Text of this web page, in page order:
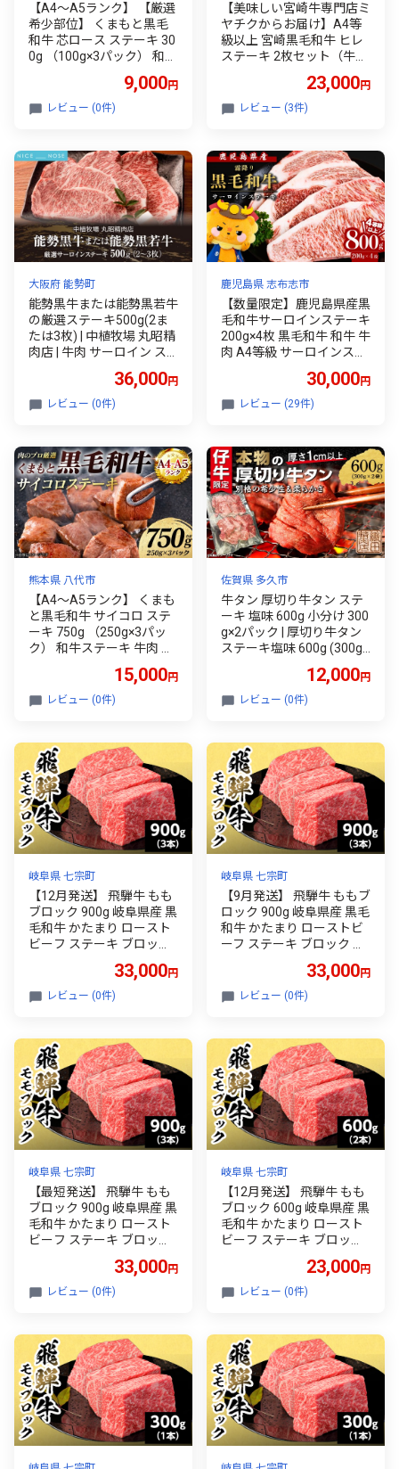
【A4～A5ランク】 【厳選
希少部位】 くまもと黒毛
和牛 芯ロース ステーキ 30
0g （100g×3パック） 和牛
黒毛和牛 冷凍 小分け 焼肉
BBQ おかず ギフト 熊本県
9,000円
レビュー (0件)
【美味しい宮崎牛専門店ミ
ヤチクからお届け】A4等
級以上 宮崎黒毛和牛 ヒレ
ステーキ 2枚セット（牛肉
23,000円
レビュー (3件)
大阪府 能勢町
能勢黒牛または能勢黒若牛
の厳選ステーキ500g(2ま
たは3枚) | 中植牧場 丸昭精
肉店 | 牛肉 サーロイン ス
牛 濃厚 柔らか 国産 おすす
め 送料無料 贈答 ギフト |
36,000円
レビュー (0件)
鹿児島県 志布志市
【数量限定】鹿児島県産黒
毛和牛サーロインステーキ
200g×4枚 黒毛和牛 和牛 牛
肉 A4等級 サーロインステ
霜降り 数量限定 九州産 国
産 c0-146
30,000円
レビュー (29件)
熊本県 八代市
【A4～A5ランク】 くまも
と黒毛和牛 サイコロ ステ
ーキ 750g （250g×3パッ
ク） 和牛ステーキ 牛肉 お
小分け 焼肉 BBQ おかず ギ
フト 熊本県 八代市
15,000円
レビュー (0件)
佐賀県 多久市
牛タン 厚切り牛タン ステ
ーキ 塩味 600g 小分け 300
g×2パック | 厚切り牛タン
ステーキ塩味 600g (300g×
ン塩 牛たん塩 天日塩 冷凍
BBQ バーベキュー アウト
12,000円
レビュー (0件)
岐阜県 七宗町
【12月発送】 飛騨牛 もも
ブロック 900g 岐阜県産 黒
毛和牛 かたまり ロースト
ビーフ ステーキ ブロック
せ ごちそう 自宅用 和牛 最
短発送 養老ミート
33,000円
レビュー (0件)
岐阜県 七宗町
【9月発送】 飛騨牛 ももブ
ロック 900g 岐阜県産 黒毛
和牛 かたまり ローストビ
ーフ ステーキ ブロック 赤
ごちそう 自宅用 和牛 最短
発送 養老ミート
33,000円
レビュー (0件)
岐阜県 七宗町
【最短発送】 飛騨牛 もも
ブロック 900g 岐阜県産 黒
毛和牛 かたまり ロースト
ビーフ ステーキ ブロック
せ ごちそう 自宅用 和牛 最
短発送 養老ミート
33,000円
レビュー (0件)
岐阜県 七宗町
【12月発送】 飛騨牛 もも
ブロック 600g 岐阜県産 黒
毛和牛 かたまり ロースト
ビーフ ステーキ ブロック
せ ごちそう 自宅用 和牛 最
短発送 養老ミート
23,000円
レビュー (0件)